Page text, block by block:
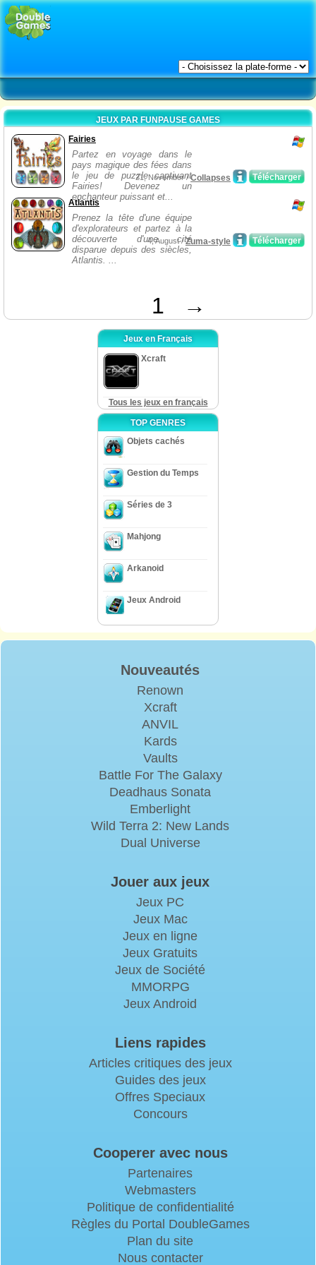
JEUX PAR FUNPAUSE GAMES
Fairies
Partez en voyage dans le
pays magique des fées dans
le jeu de puzzle captivant
Fairies! Devenez un
enchanteur puissant et...
Télécharger
21, November /Collapses
Atlantis
Prenez la tête d'une équipe
d'explorateurs et partez à la
découverte d'une cité
disparue depuis des siècles,
Atlantis. ...
Télécharger
4, August /Zuma-style
1 →
Jeux en Français
Xcraft
Tous les jeux en français
TOP GENRES
Objets cachés
Gestion du Temps
Séries de 3
Mahjong
Arkanoid
Jeux Android
Nouveautés
Renown
Xcraft
ANVIL
Kards
Vaults
Battle For The Galaxy
Deadhaus Sonata
Emberlight
Wild Terra 2: New Lands
Dual Universe
Jouer aux jeux
Jeux PC
Jeux Mac
Jeux en ligne
Jeux Gratuits
Jeux de Société
MMORPG
Jeux Android
Liens rapides
Articles critiques des jeux
Guides des jeux
Offres Speciaux
Concours
Cooperer avec nous
Partenaires
Webmasters
Politique de confidentialité
Règles du Portal DoubleGames
Plan du site
Nous contacter